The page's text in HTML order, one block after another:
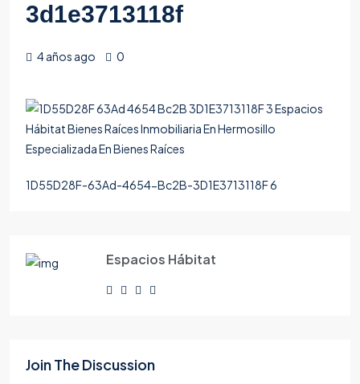
3d1e3713118f
4 años ago 0
1D55D28F-63Ad-4654-Bc2B-3D1E3713118F 6
Espacios Hábitat
Join The Discussion